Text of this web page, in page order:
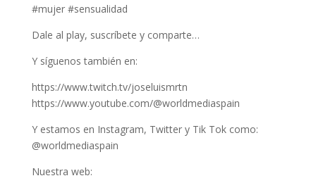
#mujer #sensualidad
Dale al play, suscríbete y comparte…
Y síguenos también en:
https://www.twitch.tv/joseluismrtn
https://www.youtube.com/@worldmediaspain
Y estamos en Instagram, Twitter y Tik Tok como:
@worldmediaspain
Nuestra web: